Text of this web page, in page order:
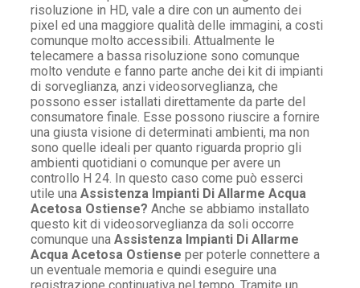
risoluzione in HD, vale a dire con un aumento dei
pixel ed una maggiore qualità delle immagini, a costi
comunque molto accessibili. Attualmente le
telecamere a bassa risoluzione sono comunque
molto vendute e fanno parte anche dei kit di impianti
di sorveglianza, anzi videosorveglianza, che
possono esser istallati direttamente da parte del
consumatore finale. Esse possono riuscire a fornire
una giusta visione di determinati ambienti, ma non
sono quelle ideali per quanto riguarda proprio gli
ambienti quotidiani o comunque per avere un
controllo H 24. In questo caso come può esserci
utile una Assistenza Impianti Di Allarme Acqua
Acetosa Ostiense? Anche se abbiamo installato
questo kit di videosorveglianza da soli occorre
comunque una Assistenza Impianti Di Allarme
Acqua Acetosa Ostiense per poterle connettere a
un eventuale memoria e quindi eseguire una
registrazione continuativa nel tempo. Tramite un